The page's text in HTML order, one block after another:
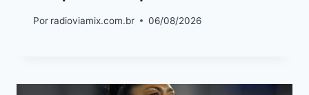
Por radioviamix.com.br 06/08/2026